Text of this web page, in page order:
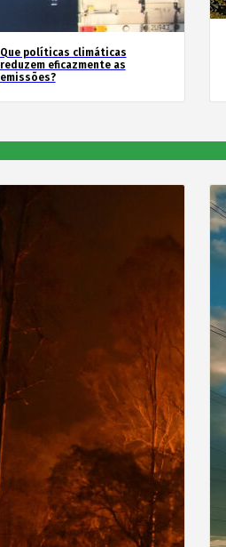
Que políticas climáticas
reduzem eficazmente as
emissões?